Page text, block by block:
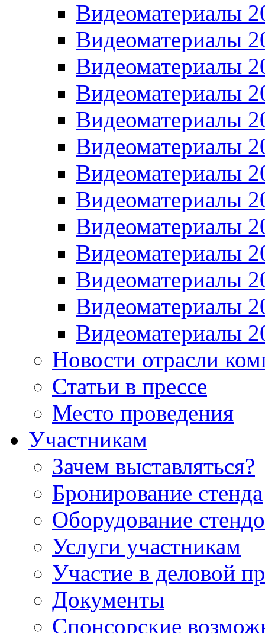
Видеоматериалы
Видеоматериалы
Видеоматериалы
Видеоматериалы
Видеоматериалы
Видеоматериалы
Видеоматериалы
Видеоматериалы
Видеоматериалы
Видеоматериалы
Видеоматериалы
Видеоматериалы
Видеоматериалы
Новости отрасли
Статьи в прессе
Место проведения
Участникам
Зачем выставляться?
Бронирование стенда
Оборудование
Услуги участникам
Участие в деловой
Документы
Спонсорские